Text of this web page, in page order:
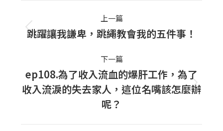
navigation
上一篇
上
篇
文
章：
跳躍讓我謙卑，跳繩教會我的五件事！
下一篇
下
一
ep108.為了收入流血的爆肝工作，為了
收入流淚的失去家人，這位名嘴該怎麼辦
呢？